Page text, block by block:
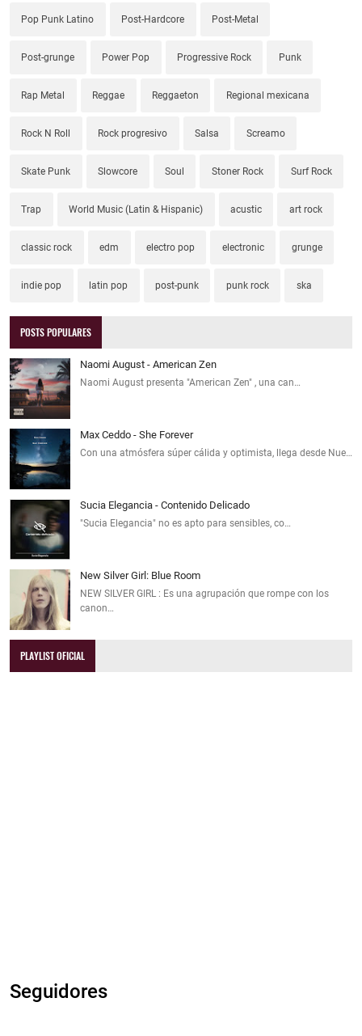
Pop Punk Latino Post-Hardcore Post-Metal
Post-grunge Power Pop Progressive Rock Punk
Rap Metal Reggae Reggaeton Regional mexicana
Rock N Roll Rock progresivo Salsa Screamo
Skate Punk Slowcore Soul Stoner Rock Surf Rock
Trap World Music (Latin & Hispanic) acustic art rock
classic rock edm electro pop electronic grunge
indie pop latin pop post-punk punk rock ska
POSTS POPULARES
Naomi August - American Zen
Naomi August presenta "American Zen" , una can…
Max Ceddo - She Forever
Con una atmósfera súper cálida y optimista, llega desde Nue…
Sucia Elegancia - Contenido Delicado
"Sucia Elegancia" no es apto para sensibles, co…
New Silver Girl: Blue Room
NEW SILVER GIRL : Es una agrupación que rompe con los
canon…
PLAYLIST OFICIAL
Seguidores